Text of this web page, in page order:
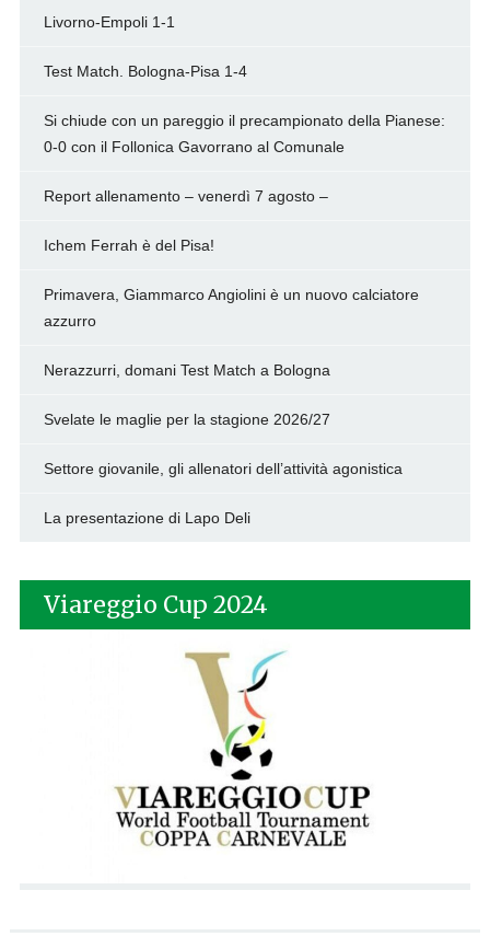
Livorno-Empoli 1-1
Test Match. Bologna-Pisa 1-4
Si chiude con un pareggio il precampionato della Pianese:
0-0 con il Follonica Gavorrano al Comunale
Report allenamento – venerdì 7 agosto –
Ichem Ferrah è del Pisa!
Primavera, Giammarco Angiolini è un nuovo calciatore
azzurro
Nerazzurri, domani Test Match a Bologna
Svelate le maglie per la stagione 2026/27
Settore giovanile, gli allenatori dell’attività agonistica
La presentazione di Lapo Deli
Viareggio Cup 2024